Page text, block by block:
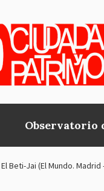
Observatorio
Beti-Jai (El Mundo. Madrid